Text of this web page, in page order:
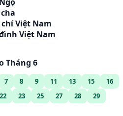
Việt Nam
Việt Nam
Tháng 6
7 8 9 11 13 15
16
22 23 25 27 28 29